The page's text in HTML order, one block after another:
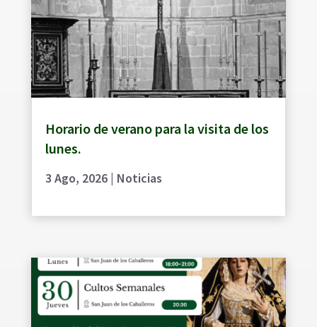
Horario de verano para la visita de los
lunes.
3 Ago, 2026| Noticias